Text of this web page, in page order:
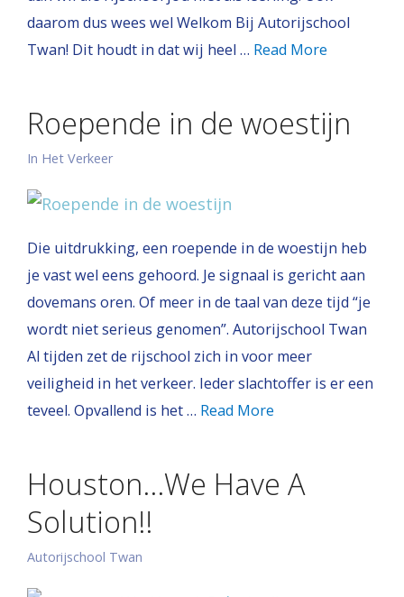
daarom dus wees wel Welkom Bij Autorijschool
Twan! Dit houdt in dat wij heel … Read More
Roepende in de woestijn
In Het Verkeer
Die uitdrukking, een roepende in de woestijn heb
je vast wel eens gehoord. Je signaal is gericht aan
dovemans oren. Of meer in de taal van deze tijd “je
wordt niet serieus genomen”. Autorijschool Twan
Al tijden zet de rijschool zich in voor meer
veiligheid in het verkeer. Ieder slachtoffer is er een
teveel. Opvallend is het … Read More
Houston…We Have A
Solution!!
Autorijschool Twan